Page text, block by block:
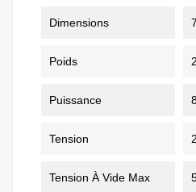
Dimensions
Poids
Puissance
Tension
Tension À Vide Max